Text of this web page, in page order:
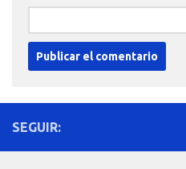
SEGUIR: